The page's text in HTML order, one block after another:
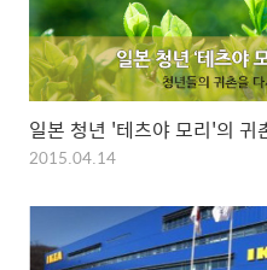
일본 청년 '테츠야 모리'
2015.04.14